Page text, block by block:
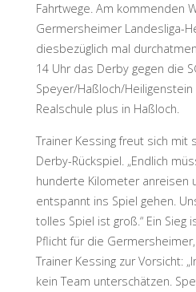
Fahrtwege. Am kommenden
Germersheimer Landesliga-
diesbezüglich mal
14 Uhr das Derby gegen die
Speyer/Haßloch/
Realschule plus in Haßloch.
Trainer Kessing freut sich mit
Derby-Rückspiel. „Endlich
hunderte Kilometer anreisen
entspannt ins Spiel gehen.
tolles Spiel ist groß.“ Ein Sieg
Pflicht für die
Trainer Kessing zur Vorsicht:
kein Team unterschätzen.